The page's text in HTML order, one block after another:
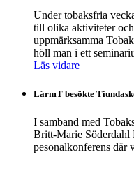
Under tobaksfria
till olika aktiviteter
uppmärksamma
höll man i ett
Läs vidare
LärmT besökte
I samband med
Britt-Marie Söderdahl
pesonalkonferens där